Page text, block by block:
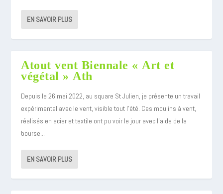
EN SAVOIR PLUS
Atout vent Biennale « Art et
végétal » Ath
Depuis le 26 mai 2022, au square St Julien, je présente un travail
expérimental avec le vent, visible tout l’été. Ces moulins à vent,
réalisés en acier et textile ont pu voir le jour avec l’aide de la
bourse...
EN SAVOIR PLUS